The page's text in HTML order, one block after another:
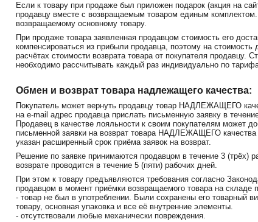
Если к товару при продаже был приложен подарок (акция на
продавцу вместе с возвращаемым товаром единым
возвращаемому основному товару.
При продаже товара заявленная продавцом стоимость его
компенсироваться из прибыли продавца, поэтому на
расчётах стоимости возврата товара от покупателя продавцу.
необходимо рассчитывать каждый раз индивидуально по
Обмен и возврат товара надлежащего качества:
Покупатель может вернуть продавцу товар НАДЛЕЖАЩЕГО
на e-mail адрес продавца прислать письменную заявку в
Продавец в качестве лояльности к своим покупателям может
письменной заявки на возврат товара НАДЛЕЖАЩЕГО качества
указан расширенный срок приёма заявок на возврат.
Решение по заявке принимаются продавцом в течение 3
возврате проводится в течение 5 (пяти) рабочих дней.
При этом к товару предъявляются требования согласно
продавцом в момент приёмки возвращаемого товара на складе
- товар не был в употреблении. Были сохранены его товарный
товару, основная упаковка и все её внутренние элементы.
- отсутствовали любые механически повреждения.